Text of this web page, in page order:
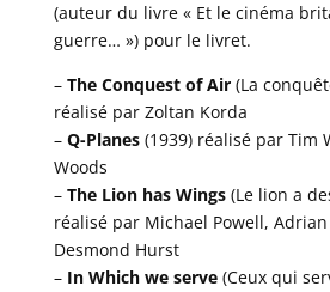
(auteur du livre « Et le cinéma
guerre… ») pour le livret.
– The Conquest of Air(La
réalisé par Zoltan Korda
– Q-Planes(1939) réalisé par Tim
Woods
– The Lion has Wings(Le lion a
réalisé par Michael Powell,
Desmond Hurst
– In Which we serve(Ceux qui